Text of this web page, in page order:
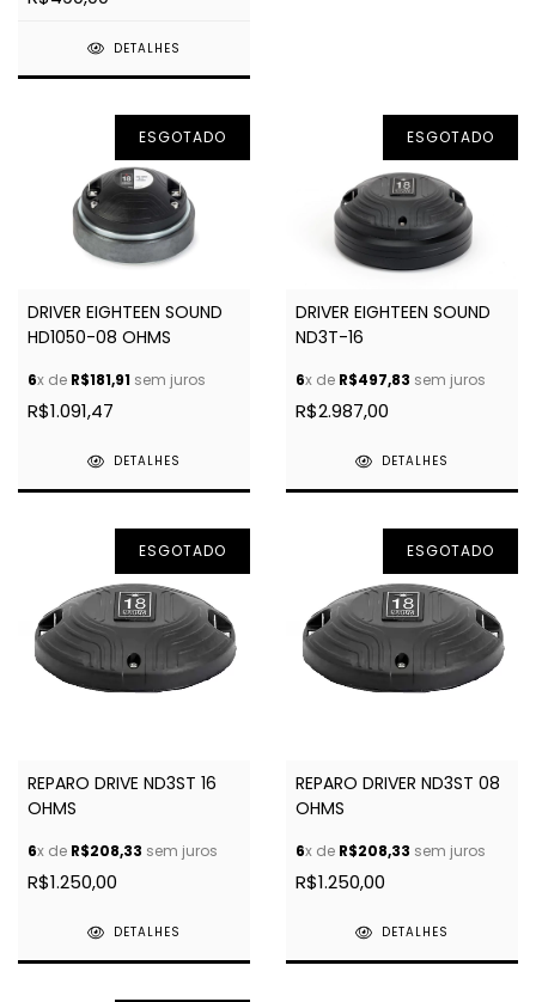
DETALHES
ESGOTADO
DRIVER EIGHTEEN SOUND
HD1050-08 OHMS
6x de R$181,91 sem juros
R$1.091,47
DETALHES
ESGOTADO
DRIVER EIGHTEEN SOUND
ND3T-16
6x de R$497,83 sem juros
R$2.987,00
DETALHES
ESGOTADO
REPARO DRIVE ND3ST 16
OHMS
6x de R$208,33 sem juros
R$1.250,00
DETALHES
ESGOTADO
REPARO DRIVER ND3ST 08
OHMS
6x de R$208,33 sem juros
R$1.250,00
DETALHES